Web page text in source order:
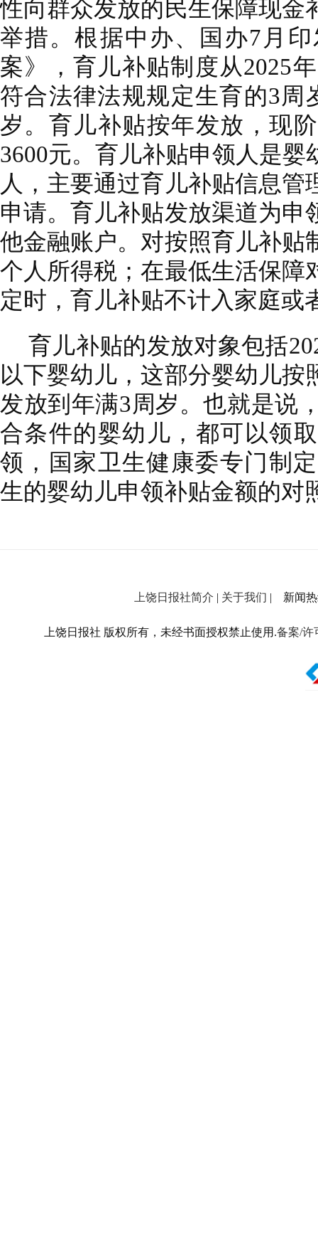
性向群众发放的民生保障现金
举措。根据中办、国办7月
案》，育儿补贴制度从2025
符合法律法规规定生育的3周
岁。育儿补贴按年发放，现
3600元。育儿补贴申领人是
人，主要通过育儿补贴信息
申请。育儿补贴发放渠道为申
他金融账户。对按照育儿补贴
个人所得税；在最低生活保障
定时，育儿补贴不计入家庭或
育儿补贴的发放对象包括
以下婴幼儿，这部分婴幼儿
发放到年满3周岁。也就是说
合条件的婴幼儿，都可以领
领，国家卫生健康委专门制
生的婴幼儿申领补贴金额的对
上饶日报社简介 | 关于我们 | 新闻热
上饶日报社 版权所有，未经书面授权禁止使用.备案/许